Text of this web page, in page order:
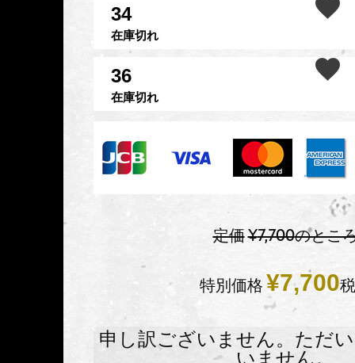
34
在庫切れ
36
在庫切れ
定価¥7,700のとこ
特別価格 ¥7,700
申し訳ございません。ただ
いません。